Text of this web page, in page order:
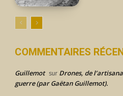
COMMENTAIRES
Guillemot sur Drones, de
guerre (par Gaëtan Guillemot).